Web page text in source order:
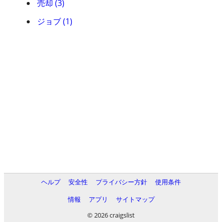
売却 (3)
ジョブ (1)
ヘルプ 安全性 プライバシー方針
使用条件
情報
アプリ
サイトマップ
© 2026 craigslist